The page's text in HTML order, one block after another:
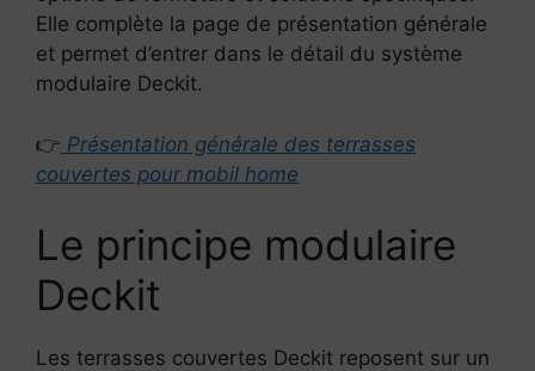
Elle complète la page de présentation générale
et permet d’entrer dans le détail du système
modulaire Deckit.
👉 Présentation générale des terrasses
couvertes pour mobil home
Le principe modulaire
Deckit
Les terrasses couvertes Deckit reposent sur un